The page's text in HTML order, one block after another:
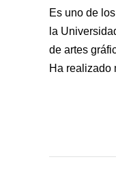
Es uno de
la
de artes
Ha realizado